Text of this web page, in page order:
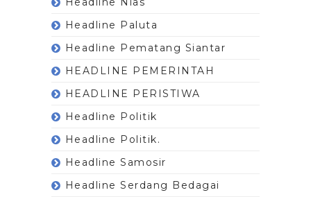
Headline Paluta
Headline Pematang Siantar
HEADLINE PEMERINTAH
HEADLINE PERISTIWA
Headline Politik
Headline Politik.
Headline Samosir
Headline Serdang Bedagai